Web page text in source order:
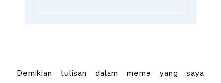
Demikian tulisan dalam meme yang saya